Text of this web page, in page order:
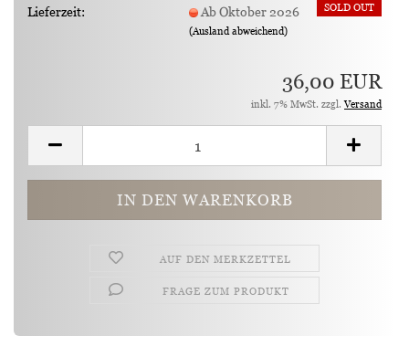
SOLD OUT
Lieferzeit: Ab Oktober 2026
(Ausland abweichend)
36,00 EUR
inkl. 7% MwSt. zzgl.Versand
AUF DEN MERKZETTEL
FRAGE ZUM PRODUKT